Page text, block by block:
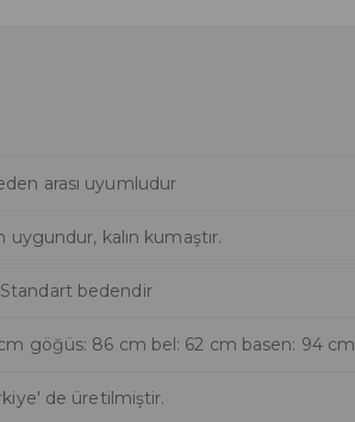
arası uyumludur
uygundur, kalın kumaştır.
bedendir
göğüs: 86 cm bel: 62 cm basen: 94
de üretilmiştir.